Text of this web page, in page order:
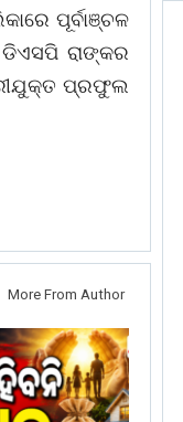
ପୂର୍ବାଞ୍ଚଳ
ରାଙ୍କର
ପ୍ରଫୁଲ
More From Author